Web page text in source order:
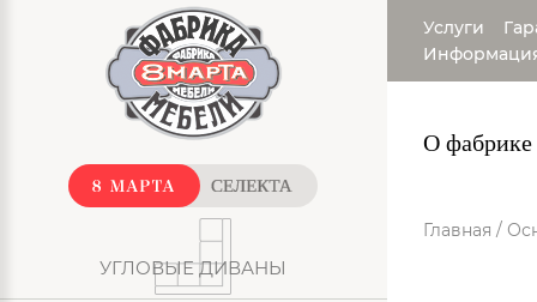
УГЛОВЫЕ ДИВАНЫ
Услуги
О фабрике
Главная /